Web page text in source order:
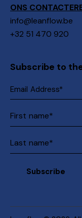
ONS
info@leanflow.be
+32 51 470 920
Subscribe to